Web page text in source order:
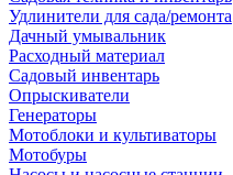
Удлинители для сада/ремонта
Дачный умывальник
Расходный материал
Садовый инвентарь
Опрыскиватели
Генераторы
Мотоблоки и культиваторы
Мотобуры